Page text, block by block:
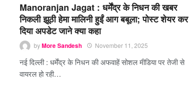
Manoranjan Jagat : धर्मेंद्र के निधन की खबर
निकली झूठी हेमा मालिनी हुईं आग बबूला; पोस्ट शेयर कर
दिया अपडेट जाने क्या कहा
byMore Sandesh November 11, 2025
नई दिल्ली : धर्मेंद्र के निधन की अफवाहें सोशल मीडिया पर तेजी से
वायरल हो रही…